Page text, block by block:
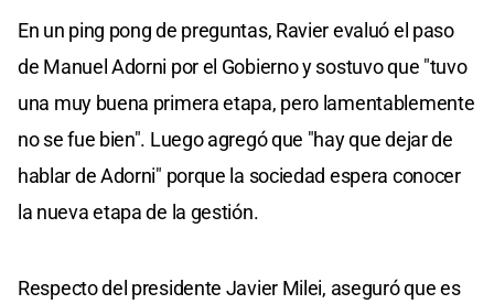
En un ping pong de preguntas, Ravier evaluó el paso
de Manuel Adorni por el Gobierno y sostuvo que "tuvo
una muy buena primera etapa, pero lamentablemente
no se fue bien". Luego agregó que "hay que dejar de
hablar de Adorni" porque la sociedad espera conocer
la nueva etapa de la gestión.
Respecto del presidente Javier Milei, aseguró que es